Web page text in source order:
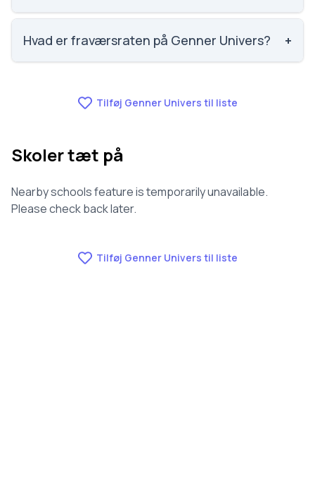
Faglig trivsel på Genner Univers er 3.8 ud af 5,
nummer 77 ud af 3143 skoler. Scoren er baseret på
Hvad er fraværsraten på Genner Univers? +
Tilføj Genner Univers til liste
Skoler tæt på
Nearby schools feature is temporarily unavailable.
Please check back later.
Tilføj Genner Univers til liste